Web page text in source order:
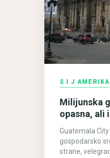
S I J AMERIKA
Milijunska
opasna, ali
Guatemala
gospodarsko
strane,